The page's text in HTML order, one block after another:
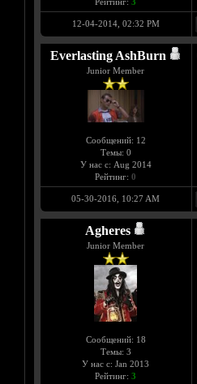
12-04-2014, 02:32 PM
Everlasting AshBurn
Junior Member
Сообщений: 12
Темы: 0
У нас с: Aug 2014
Рейтинг: 0
05-30-2016, 10:27 AM
Agheres
Junior Member
Сообщений: 18
Темы: 3
У нас с: Jan 2013
Рейтинг: 3